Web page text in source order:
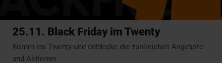
25.11. Black Friday im Twenty
Komm ins Twenty und entdecke die zahlreichen Angebote
und Aktionen.